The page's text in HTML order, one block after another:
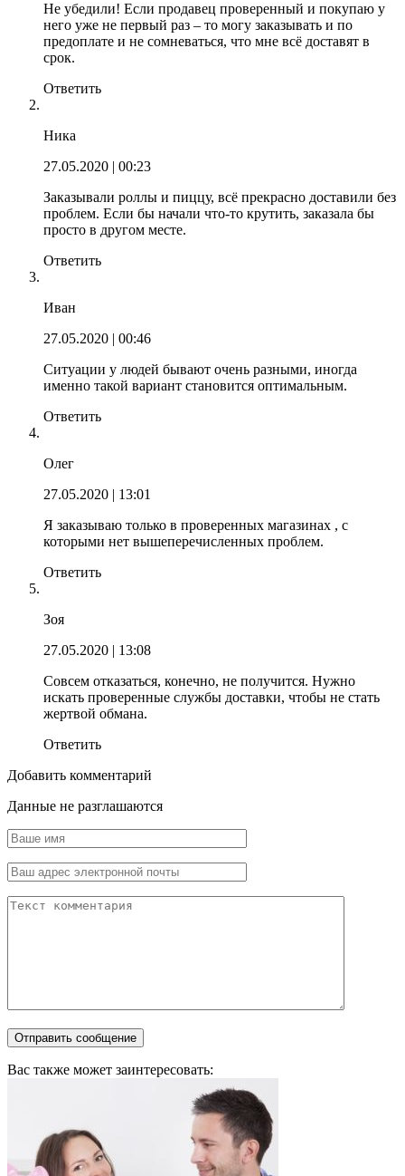
Не убедили! Если продавец проверенный и покупаю у
него уже не первый раз – то могу заказывать и по
предоплате и не сомневаться, что мне всё доставят в
срок.
Ответить
Ника
27.05.2020 | 00:23
Заказывали роллы и пиццу, всё прекрасно доставили без
проблем. Если бы начали что-то крутить, заказала бы
просто в другом месте.
Ответить
Иван
27.05.2020 | 00:46
Ситуации у людей бывают очень разными, иногда
именно такой вариант становится оптимальным.
Ответить
Олег
27.05.2020 | 13:01
Я заказываю только в проверенных магазинах , с
которыми нет вышеперечисленных проблем.
Ответить
Зоя
27.05.2020 | 13:08
Совсем отказаться, конечно, не получится. Нужно
искать проверенные службы доставки, чтобы не стать
жертвой обмана.
Ответить
Добавить комментарий
Данные не разглашаются
Вас также может заинтересовать: